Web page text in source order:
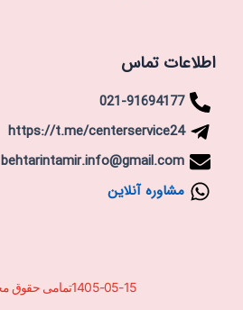
اطلاعات تماس
021-91694177
https://t.me/centerservice24
behtarintamir.info@gmail.com
مشاوره آنلاین
1405-05-15تمامی حقوق محفوظ است